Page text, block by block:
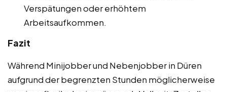
Verspätungen oder erhöhtem
Arbeitsaufkommen.
Fazit
Während Minijobber und Nebenjobber in Düren
aufgrund der begrenzten Stunden möglicherweise